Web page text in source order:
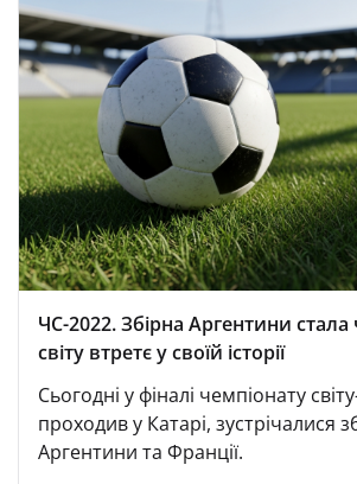
ЧС-2022. Збірна Аргентини
світу втретє у своїй історії
Сьогодні у фіналі чемпіонату
проходив у Катарі, зустрічалися
Аргентини та Франції.